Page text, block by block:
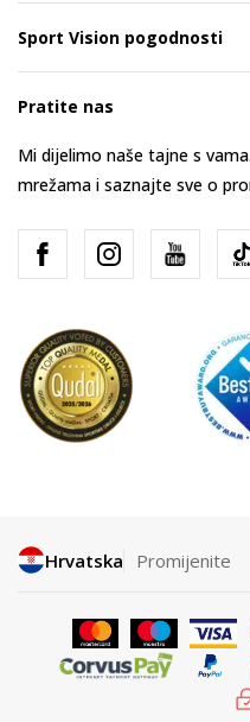
Sport Vision pogodnosti
Pratite nas
Mi dijelimo naše tajne s
mrežama i saznajte sve o
Hrvatska Promijenite